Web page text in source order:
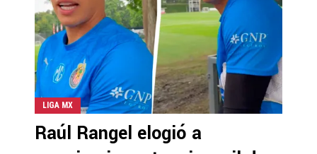
LIGA MX
Raúl Rangel elogió a